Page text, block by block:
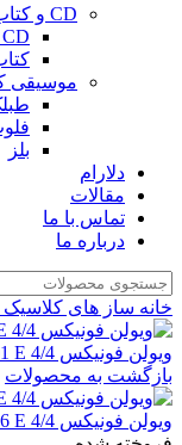
CD و کتاب آموزشی
CD و DVD
موسیقی
بلز
دلارام
مقالات
تماس با ما
درباره ما
خانه ساز های
ویولن فونیکس MVP101 E 4/4
بازگشت به محصولات
ویولن فونیکس OVP206 E 4/4